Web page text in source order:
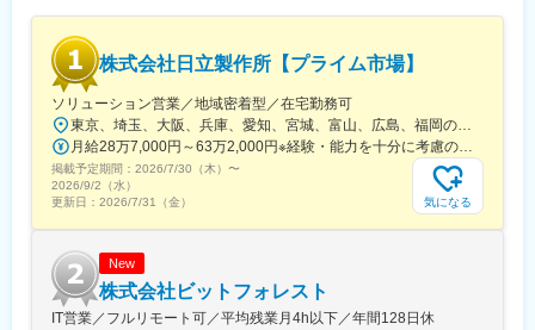
を誇ります。
■働き方
・年間休日125日
・リモートワーク活用可能
・ワークライフバランスを重視した勤務体系
■キャリアパス
営業として実績を積んだ後、マネジメントや営業企画、サービス
開発など多様なキャリアを描けます。
も期待されます。
■企業魅力
ウィーメックスは、ヘルスケアIT領域で国内トップクラスのシェ
株式会社日立製作所【プライム市場】
ソリューション営業／地域密着型／在宅勤務可
東京、埼玉、大阪、兵庫、愛知、宮城、富山、広島、福岡のいずれかの拠点勤務■関東支社東京都台東区東上野2-16-1 上野イーストタワー10階■北関東支店埼玉県さいたま市大宮区桜木町一丁目10番地16 シーノ大宮ノースウィング8階■関西支社大阪府大阪市北区中之島二丁目3番18号 中之島フェスティバルタワー32階■神戸支店兵庫県神戸市中央区雲井通七丁目1番1号 ミント神戸14階■中部支社愛知県名古屋市中村区名駅一丁目1番4号 JRセントラルタワーズオフィス21階■東北支社宮城県仙台市青葉区一番町四丁目1番25号 JRE東二番丁スクエア■北陸支社富山県富山市牛島町18番7号 アーバンプレイスビル12階■中国支社広島県広島市中区袋町5番25号 広島袋町ビル■九州支社福岡市中央区天神一丁目11番1号 ONE FUKUOKA BLDG15階※受動喫煙対策あり（屋内全面禁煙）
月給28万7,000円～63万2,000円※経験・能力を十分に考慮の上、当社規定により優遇します
掲載予定期間： 2026/7/30（木） 〜
2026/9/2（水）
更新日： 2026/7/31（金） 気になる
New
株式会社ビットフォレスト
IT営業／フルリモート可／平均残業月4h以下／年間128日休